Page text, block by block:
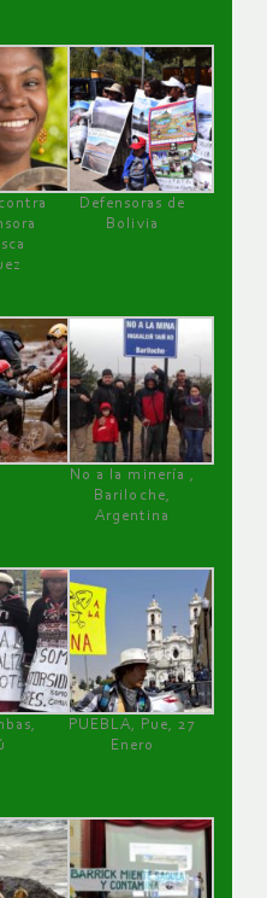
Defensoras de
Bolivia
No a la minería ,
Bariloche,
Argentina
PUEBLA, Pue, 27
Enero